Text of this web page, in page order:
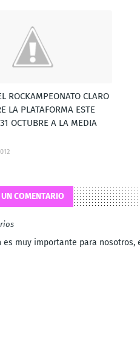
ROCKAMPEONATO CLARO
LA PLATAFORMA ESTE
OCTUBRE A LA MEDIA
COMENTARIO
muy importante para nosotros,